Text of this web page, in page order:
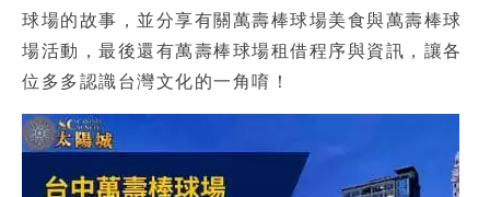
球場的故事，並分享有關 萬壽棒球場美食與萬壽棒球
場活動 ，最後還有萬壽棒球場租借程序與資訊，讓各
位多多認識台灣文化的一角唷！